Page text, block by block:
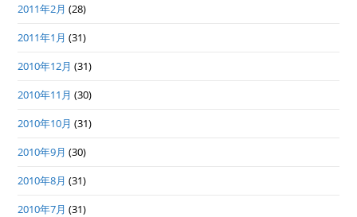
2011年2月 (28)
2011年1月 (31)
2010年12月 (31)
2010年11月 (30)
2010年10月 (31)
2010年9月 (30)
2010年8月 (31)
2010年7月 (31)